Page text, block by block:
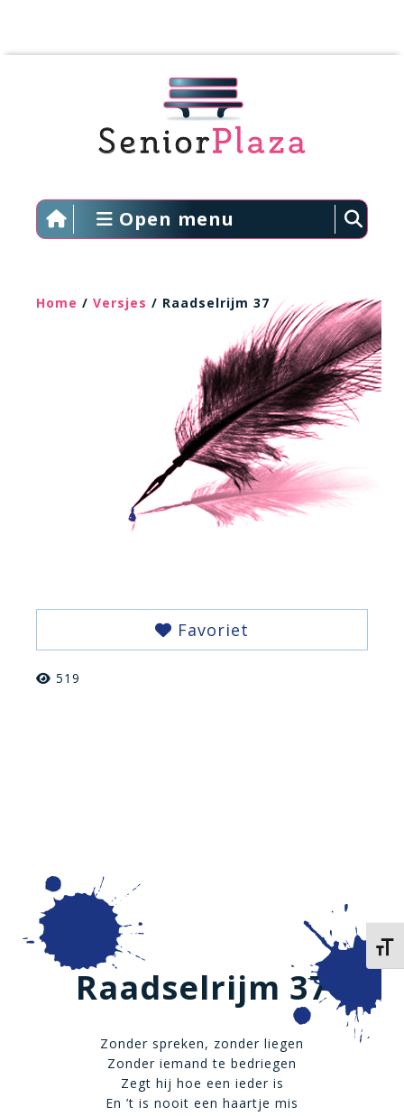
Open menu
Home / Versjes / Raadselrijm 37
Favoriet
519
Raadselrijm 37
Zonder spreken, zonder liegen
Zonder iemand te bedriegen
Zegt hij hoe een ieder is
En ’t is nooit een haartje mis